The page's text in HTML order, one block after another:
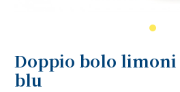
Doppio bolo
blu